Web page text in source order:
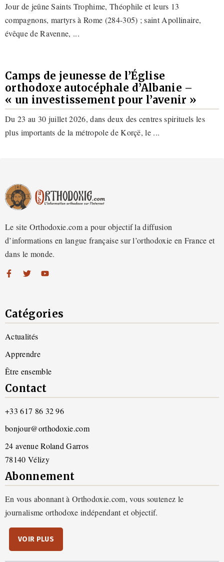
Jour de jeûne Saints Trophime, Théophile et leurs 13
compagnons, martyrs à Rome (284-305) ; saint Apollinaire,
évêque de Ravenne, ...
Camps de jeunesse de l’Église
orthodoxe autocéphale d’Albanie –
« un investissement pour l’avenir »
Du 23 au 30 juillet 2026, dans deux des centres spirituels les
plus importants de la métropole de Korçë, le ...
Le site Orthodoxie.com a pour objectif la diffusion
d’informations en langue française sur l’orthodoxie en France et
dans le monde.
Catégories
Actualités
Apprendre
Être ensemble
Contact
+33 617 86 32 96
bonjour@orthodoxie.com
24 avenue Roland Garros
78140 Vélizy
Abonnement
En vous abonnant à Orthodoxie.com, vous soutenez le
journalisme orthodoxe indépendant et objectif.
VOIR PLUS